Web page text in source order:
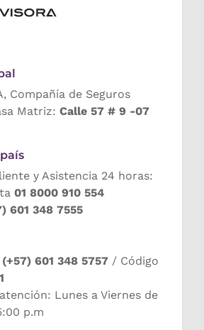
Compañía de Seguros
Matriz: Calle 57 # 9 -07
y Asistencia 24 horas:
01 8000 910 554
601 348 7555
(+57) 601 348 5757 / Código
Lunes a Viernes de
p.m